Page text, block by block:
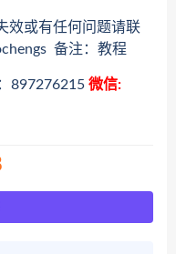
效或有任何问题请联
备注：教程
897276215 微信: